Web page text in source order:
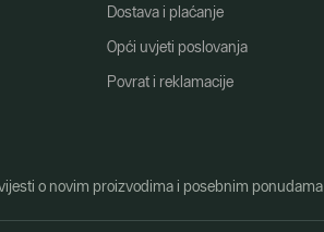
Dostava i plaćanje
Opći uvjeti poslovanja
Povrat i reklamacije
o novim proizvodima i posebnim ponudama